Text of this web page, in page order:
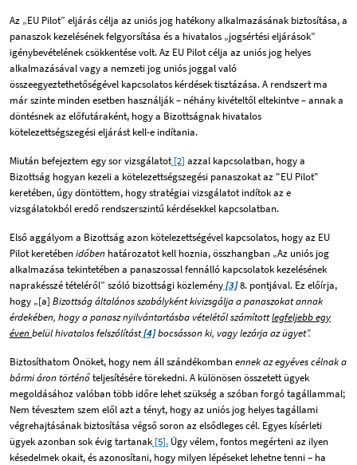
Az „EU Pilot” eljárás célja az uniós jog hatékony alkalmazásának biztosítása, a
panaszok kezelésének felgyorsítása és a hivatalos „jogsértési eljárások”
igénybevételének csökkentése volt. Az EU Pilot célja az uniós jog helyes
alkalmazásával vagy a nemzeti jog uniós joggal való
összeegyeztethetőségével kapcsolatos kérdések tisztázása. A rendszert ma
már szinte minden esetben használják – néhány kivételtől eltekintve–annak a
döntésnek az előfutáraként, hogy a Bizottságnak hivatalos
kötelezettségszegési eljárást kell-e indítania.
Miután befejeztem egy sor vizsgálatot[2] azzal kapcsolatban, hogy a
Bizottság hogyan kezeli a kötelezettségszegési panaszokat az "EU Pilot"
keretében, úgy döntöttem, hogy stratégiai vizsgálatot indítok az e
vizsgálatokból eredő rendszerszintű kérdésekkel kapcsolatban.
Első aggályom a Bizottság azon kötelezettségével kapcsolatos, hogy az EU
Pilot keretébenidőben határozatot kell hoznia, összhangban „Az uniós jog
alkalmazása tekintetében a panaszossal fennálló kapcsolatok kezelésének
naprakésszé tételéről” szóló bizottsági közlemény[3]8. pontjával. Ez előírja,
hogy „[a] Bizottság általános szabályként kivizsgálja a panaszokat annak
érdekében, hogya panasznyilvántartásba vételétől számítottlegfeljebb egy
évenbelül hivatalos felszólítást[4]bocsássonki, vagy lezárja azügyet”.
Biztosíthatom Önöket, hogy nem áll szándékombanennek az egyéves célnak a
bármi áron történőteljesítésére törekedni. A különösen összetett ügyek
megoldásához valóban több időre lehet szükség a szóban forgó tagállammal;
Nem tévesztem szem elől azt a tényt, hogy az uniós jog helyes tagállami
végrehajtásának biztosítása végső soron az elsődleges cél. Egyes kísérleti
ügyek azonban sok évig tartanak [5]. Úgy vélem, fontos megérteni az ilyen
késedelmek okait, és azonosítani, hogy milyen lépéseket lehetne tenni – ha